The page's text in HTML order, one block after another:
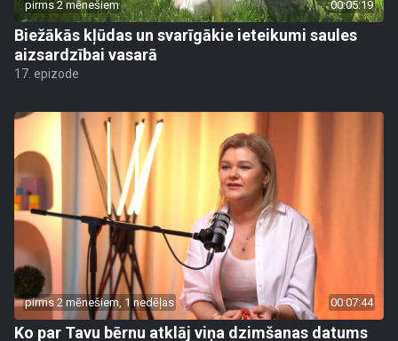
pirms 2 mēnešiem 00:05:19
Biežākās kļūdas un svarīgākie ieteikumi saules
aizsardzībai vasarā
17. epizode
pirms 2 mēnešiem, 1 nedēļas 00:07:44
Ko par Tavu bērnu atklāj viņa dzimšanas datums